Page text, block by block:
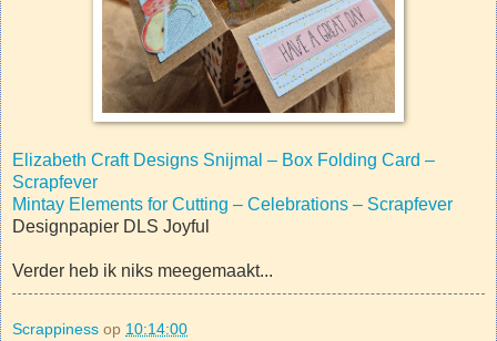
Elizabeth Craft Designs Snijmal – Box Folding Card –
Scrapfever
Mintay Elements for Cutting – Celebrations – Scrapfever
Designpapier DLS Joyful
Verder heb ik niks meegemaakt...
Scrappiness op 10:14:00